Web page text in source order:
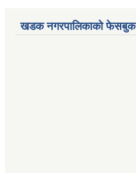
खडक नगरपालिकाको फेसबुक